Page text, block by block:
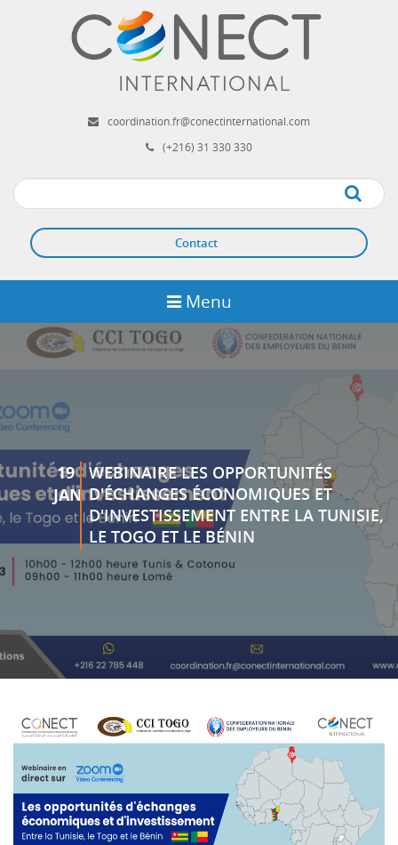
coordination.fr@conectinternational.com
(+216) 31 330 330
Apply
Contact
Menu
19
JAN
WEBINAIRE LES OPPORTUNITÉS
D'ÉCHANGES ÉCONOMIQUES ET
D'INVESTISSEMENT ENTRE LA TUNISIE,
LE TOGO ET LE BÉNIN